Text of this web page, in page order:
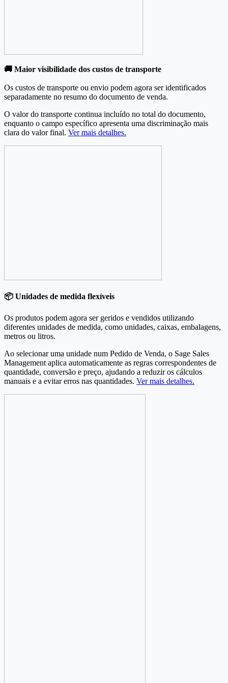
🚚 Maior visibilidade dos custos de transporte
Os custos de transporte ou envio podem agora ser identificados
separadamente no resumo do documento de venda.
O valor do transporte continua incluído no total do documento,
enquanto o campo específico apresenta uma discriminação mais
clara do valor final. Ver mais detalhes.
📦 Unidades de medida flexíveis
Os produtos podem agora ser geridos e vendidos utilizando
diferentes unidades de medida, como unidades, caixas, embalagens,
metros ou litros.
Ao selecionar uma unidade num Pedido de Venda, o Sage Sales
Management aplica automaticamente as regras correspondentes de
quantidade, conversão e preço, ajudando a reduzir os cálculos
manuais e a evitar erros nas quantidades. Ver mais detalhes.